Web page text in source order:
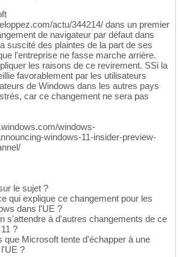
actu/344214/ dans un premier
de navigateur par défaut dans
suscité des plaintes de la part de ses
l'entreprise ne fasse marche arrière.
les raisons de ce revirement. SSi la
favorablement par les utilisateurs
de Windows dans les autres pays
car ce changement ne sera pas
windows-
windows-11-insider-preview-
le sujet ?
qui explique ce changement pour les
dans l'UE ?
s'attendre à d'autres changements de ce
?
que Microsoft tente d'échapper à une
?